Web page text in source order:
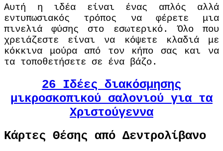
Αυτή η ιδέα είναι ένας απλός αλλά
εντυπωσιακός τρόπος να φέρετε μια
πινελιά φύσης στο εσωτερικό. Όλο που
χρειάζεστε είναι να κόψετε κλαδιά με
κόκκινα μούρα από τον κήπο σας και να
τα τοποθετήσετε σε ένα βάζο.
26 Ιδέες διακόσμησης
μικροσκοπικού σαλονιού για τα
Χριστούγεννα
Κάρτες Θέσης από Δεντρολίβανο